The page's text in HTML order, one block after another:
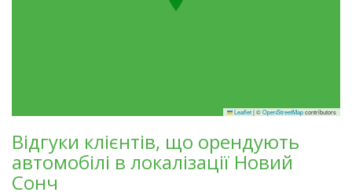
Leaflet|©OpenStreetMapcontributors
Відгуки клієнтів, що орендують
автомобілі в локалізації Новий
Сонч